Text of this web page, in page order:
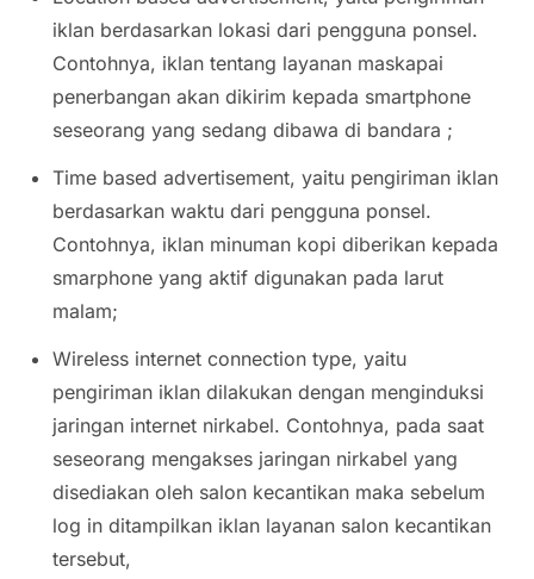
iklan berdasarkan lokasi dari pengguna ponsel.
Contohnya, iklan tentang layanan maskapai
penerbangan akan dikirim kepada smartphone
seseorang yang sedang dibawa di bandara ;
Time based advertisement, yaitu pengiriman iklan
berdasarkan waktu dari pengguna ponsel.
Contohnya, iklan minuman kopi diberikan kepada
smarphone yang aktif digunakan pada larut
malam;
Wireless internet connection type, yaitu
pengiriman iklan dilakukan dengan menginduksi
jaringan internet nirkabel. Contohnya, pada saat
seseorang mengakses jaringan nirkabel yang
disediakan oleh salon kecantikan maka sebelum
log in ditampilkan iklan layanan salon kecantikan
tersebut,